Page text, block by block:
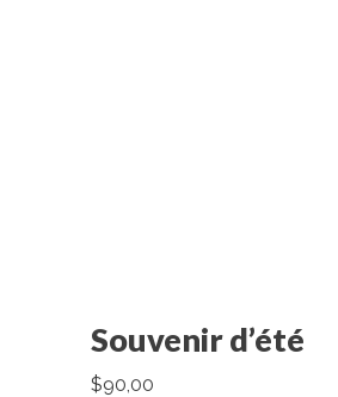
Souvenir d’été
$90,00